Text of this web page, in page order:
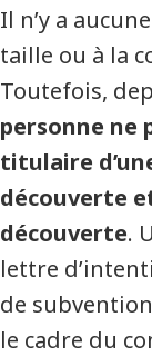
Il n’y a
taille ou à la
Toutefois,
personne ne
titulaire
découverte
découverte.
lettre
de
le cadre du